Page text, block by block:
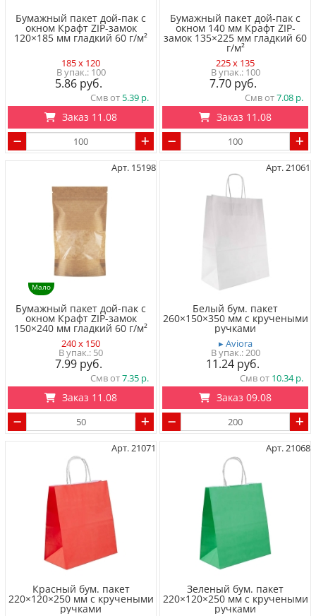
Бумажный пакет дой-пак с
окном Крафт ZIP-замок
120×185 мм гладкий 60 г/м²
185 x 120
100
5.86
Смв от 5.39
Заказ 11.08
Бумажный пакет дой-пак с
окном 140 мм Крафт ZIP-
замок 135×225 мм гладкий 60
г/м²
225 x 135
100
7.70
Смв от7.08
Заказ 11.08
Арт. 15198
Мало
Бумажный пакет дой-пак с
окном Крафт ZIP-замок
150×240 мм гладкий 60 г/м²
240 x 150
50
7.99
Смв от7.35
Заказ 11.08
Арт. 21061
Белый бум. пакет
260×150×350 мм с кручеными
ручками
▸ Aviora
200
11.24
Смв от 10.34
Заказ 09.08
Арт. 21071
Красный бум. пакет
220×120×250 мм с кручеными
ручками
Арт. 21068
Зеленый бум. пакет
220×120×250 мм с кручеными
ручками